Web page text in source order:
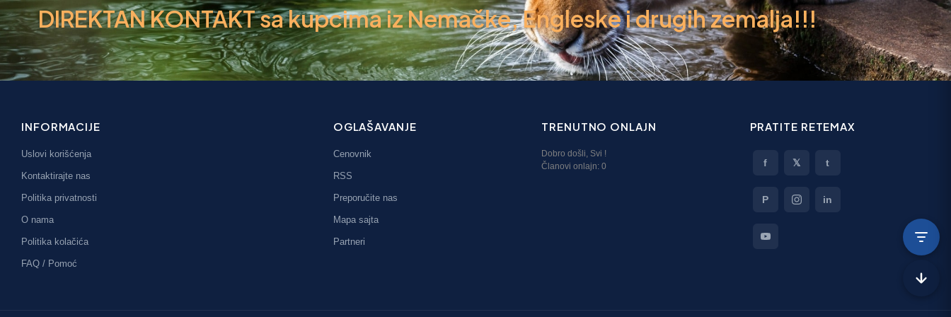
DIREKTAN KONTAKT sa kupcima iz Nemačke, Engleske i drugih zemalja!!!
INFORMACIJE
Uslovi korišćenja
Kontaktirajte nas
Politika privatnosti
O nama
Politika kolačića
FAQ / Pomoć
OGLAŠAVANJE
Cenovnik
RSS
Preporučite nas
Mapa sajta
Partneri
TRENUTNO ONLAJN
Dobro došli, Svi !
Članovi onlajn:0
PRATITE RETEMAX
f 𝕏 t
P in